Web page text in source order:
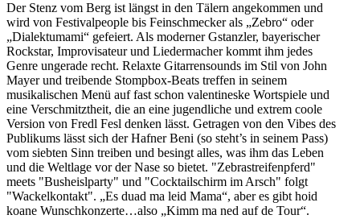
Der Stenz vom Berg ist längst in den Tälern angekommen und
wird von Festivalpeople bis Feinschmecker als „Zebro“ oder
„Dialektumami“ gefeiert. Als moderner Gstanzler, bayerischer
Rockstar, Improvisateur und Liedermacher kommt ihm jedes
Genre ungerade recht. Relaxte Gitarrensounds im Stil von John
Mayer und treibende Stompbox-Beats treffen in seinem
musikalischen Menü auf fast schon valentineske Wortspiele und
eine Verschmitztheit, die an eine jugendliche und extrem coole
Version von Fredl Fesl denken lässt. Getragen von den Vibes des
Publikums lässt sich der Hafner Beni (so steht’s in seinem Pass)
vom siebten Sinn treiben und besingt alles, was ihm das Leben
und die Weltlage vor der Nase so bietet. "Zebrastreifenpferd"
meets "Busheislparty" und "Cocktailschirm im Arsch" folgt
"Wackelkontakt". „Es duad ma leid Mama“, aber es gibt hoid
koane Wunschkonzerte…also „Kimm ma ned auf de Tour“.